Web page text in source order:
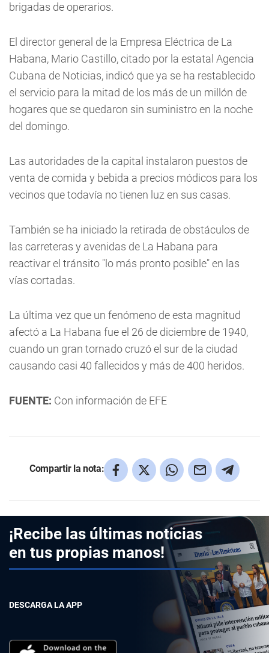
brigadas de operarios.
El director general de la Empresa Eléctrica de La
Habana, Mario Castillo, citado por la estatal Agencia
Cubana de Noticias, indicó que ya se ha restablecido
el servicio para la mitad de los más de un millón de
hogares que se quedaron sin suministro en la noche
del domingo.
Las autoridades de la capital instalaron puestos de
venta de comida y bebida a precios módicos para los
vecinos que todavía no tienen luz en sus casas.
También se ha iniciado la retirada de obstáculos de
las carreteras y avenidas de La Habana para
reactivar el tránsito "lo más pronto posible" en las
vías cortadas.
La última vez que un fenómeno de esta magnitud
afectó a La Habana fue el 26 de diciembre de 1940,
cuando un gran tornado cruzó el sur de la ciudad
causando casi 40 fallecidos y más de 400 heridos.
FUENTE: Con información de EFE
Compartir la nota:
¡Recibe las últimas noticias
en tus propias manos!
DESCARGA LA APP